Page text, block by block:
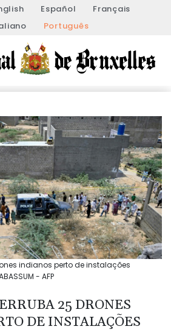
Español
Français
Português
indianos perto de instalações
- AFP
25 DRONES
DE INSTALAÇÕES